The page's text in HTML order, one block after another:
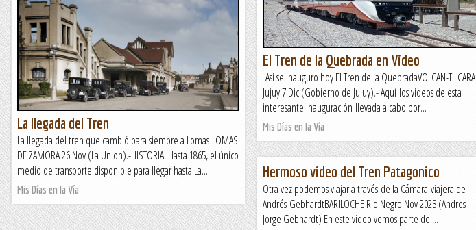
El Tren de la Quebrada en Video
Asi se inauguro hoy El Tren de la QuebradaVOLCAN-TILCARA
Jujuy 7 Dic (Gobierno de Jujuy).- Aquí los videos de esta
interesante inauguración llevada a cabo por...
Mis Días en la Vía
La llegada del Tren
La llegada del tren que cambió para siempre a Lomas LOMAS
DE ZAMORA 26 Nov (La Union).-HISTORIA. Hasta 1865, el único
medio de transporte disponible para llegar hasta La...
Mis Días en la Vía
Hermoso video del Tren Patagonico
Otra vez podemos viajar a través de la Cámara viajera de
Andrés GebhardtBARILOCHE Rio Negro Nov 2023 (Andres
Jorge Gebhardt) En este video vemos parte del...